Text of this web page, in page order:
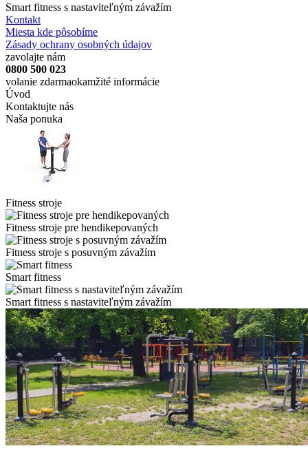
Smart fitness s nastaviteľným závažím
Kontakt
Miesta kde pôsobíme
Zásady ochrany osobných údajov
zavolajte nám
0800 500 023
volanie zdarmaokamžité informácie
Úvod
Kontaktujte nás
Naša ponuka
Fitness stroje
Fitness stroje pre hendikepovaných
Fitness stroje s posuvným závažím
Smart fitness
Smart fitness s nastaviteľným závažím